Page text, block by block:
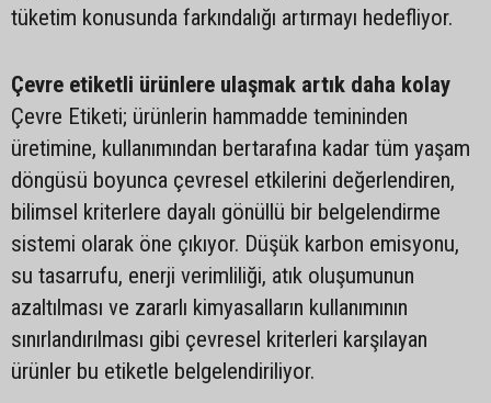
tüketim konusunda farkındalığı artırmayı hedefliyor.
Çevre etiketli ürünlere ulaşmak artık daha kolay
Çevre Etiketi; ürünlerin hammadde temininden
üretimine, kullanımından bertarafına kadar tüm yaşam
döngüsü boyunca çevresel etkilerini değerlendiren,
bilimsel kriterlere dayalı gönüllü bir belgelendirme
sistemi olarak öne çıkıyor. Düşük karbon emisyonu,
su tasarrufu, enerji verimliliği, atık oluşumunun
azaltılması ve zararlı kimyasalların kullanımının
sınırlandırılması gibi çevresel kriterleri karşılayan
ürünler bu etiketle belgelendiriliyor.